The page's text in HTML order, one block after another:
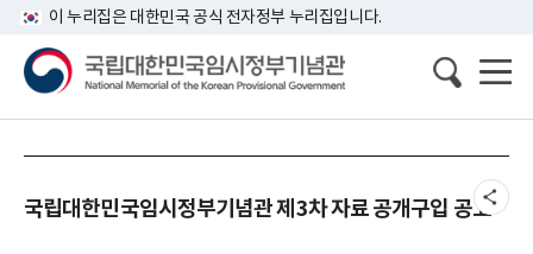
이 누리집은 대한민국 공식 전자정부 누리집입니다.
국립대한민국임시정부기념관 제3차 자료 공개구입 공고